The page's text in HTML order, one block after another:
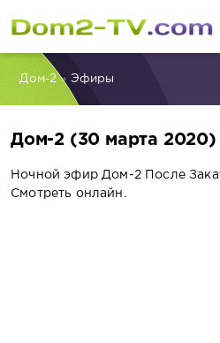
Дом-2» Эфиры
Дом-2 (30 марта
Ночной эфир Дом-2 После
Смотреть онлайн.